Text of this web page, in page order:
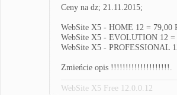
Ceny na dz; 21.11.2015;
WebSite X5 - HOME 12 = 79,00
WebSite X5 - EVOLUTION 12 =
WebSite X5 - PROFESSIONAL
Zmieńcie opis !!!!!!!!!!!!!!!!!!!!.
WebSite X5 Free 12.0.0.12